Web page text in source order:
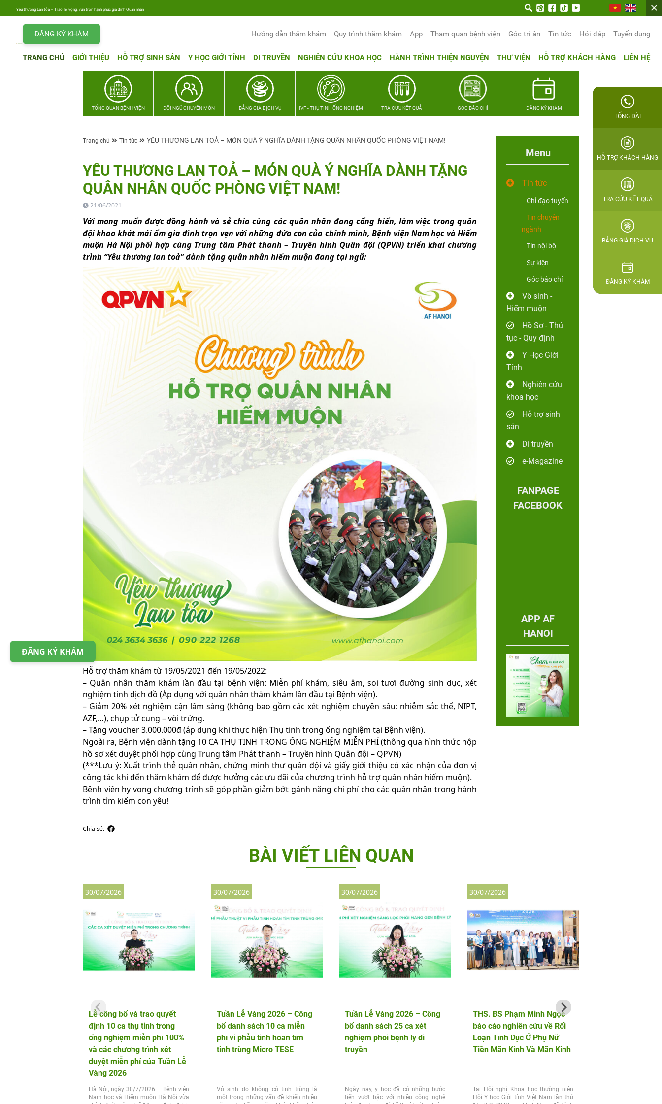
Yêu thương Lan tỏa – Trao hy vọng, vun trọn hạnh phúc gia đình Quân nhân
ĐĂNG KÝ KHÁM Hướng dẫn thăm khám Quy trình thăm khám App Tham quan bệnh viện Góc tri ân Tin tức Hỏi đáp Tuyển dụng
TRANG CHỦ GIỚI THIỆU HỖ TRỢ SINH SẢN Y HỌC GIỚI TÍNH DI TRUYỀN NGHIÊN CỨU KHOA HỌC HÀNH TRÌNH THIỆN NGUYỆN THƯ VIỆN HỖ TRỢ KHÁCH HÀNG LIÊN HỆ
TỔNG QUAN BỆNH VIỆN ĐỘI NGŨ CHUYÊN MÔN BẢNG GIÁ DỊCH VỤ IVF - THỤ TINH ỐNG NGHIỆM TRA CỨU KẾT QUẢ GÓC BÁO CHÍ ĐĂNG KÝ KHÁM
Trang chủ Tin tức YÊU THƯƠNG LAN TOẢ – MÓN QUÀ Ý NGHĨA DÀNH TẶNG QUÂN NHÂN QUỐC PHÒNG VIỆT NAM!
YÊU THƯƠNG LAN TOẢ – MÓN QUÀ Ý NGHĨA DÀNH TẶNG
QUÂN NHÂN QUỐC PHÒNG VIỆT NAM!
21/06/2021
Với mong muốn được đồng hành và sẻ chia cùng các quân nhân đang cống hiến, làm việc trong quân
đội khao khát mái ấm gia đình trọn vẹn với những đứa con của chính mình, Bệnh viện Nam học và Hiếm
muộn Hà Nội phối hợp cùng Trung tâm Phát thanh – Truyền hình Quân đội (QPVN) triển khai chương
trình “Yêu thương lan toả” dành tặng quân nhân hiếm muộn đang tại ngũ:
Hỗ trợ thăm khám từ 19/05/2021 đến 19/05/2022:
– Quân nhân thăm khám lần đầu tại bệnh viện: Miễn phí khám, siêu âm, soi tươi đường sinh dục, xét
nghiệm tinh dịch đồ (Áp dụng với quân nhân thăm khám lần đầu tại Bệnh viện).
– Giảm 20% xét nghiệm cận lâm sàng (không bao gồm các xét nghiệm chuyên sâu: nhiễm sắc thể, NIPT,
AZF,…), chụp tử cung – vòi trứng.
– Tặng voucher 3.000.000đ (áp dụng khi thực hiện Thụ tinh trong ống nghiệm tại Bệnh viện).
Ngoài ra, Bệnh viện dành tặng 10 CA THỤ TINH TRONG ỐNG NGHIỆM MIỄN PHÍ (thông qua hình thức nộp
hồ sơ xét duyệt phối hợp cùng Trung tâm Phát thanh – Truyền hình Quân đội – QPVN)
(***Lưu ý: Xuất trình thẻ quân nhân, chứng minh thư quân đội và giấy giới thiệu có xác nhận của đơn vị
công tác khi đến thăm khám để được hưởng các ưu đãi của chương trình hỗ trợ quân nhân hiếm muộn).
Bệnh viện hy vọng chương trình sẽ góp phần giảm bớt gánh nặng chi phí cho các quân nhân trong hành
trình tìm kiếm con yêu!
Chia sẻ:
Menu
Tin tức
Chỉ đạo tuyến
Tin chuyên
ngành
Tin nội bộ
Sự kiện
Góc báo chí
Vô sinh -
Hiếm muộn
Hồ Sơ - Thủ
tục - Quy định
Y Học Giới
Tính
Nghiên cứu
khoa học
Hỗ trợ sinh
sản
Di truyền
e-Magazine
FANPAGE
FACEBOOK
APP AF
HANOI
BÀI VIẾT LIÊN QUAN
Lễ công bố và trao quyết
định 10 ca thụ tinh trong
ống nghiệm miễn phí 100%
và các chương trình xét
duyệt miễn phí của Tuần Lễ
Vàng 2026
Hà Nội, ngày 30/7/2026 – Bệnh viện
Nam học và Hiếm muộn Hà Nội vừa
30/07/2026
Tuần Lễ Vàng 2026 – Công
bố danh sách 10 ca miễn
phí vi phẫu tinh hoàn tìm
tinh trùng Micro TESE
Vô sinh do không có tinh trùng là
một trong những vấn đề khiến nhiều
30/07/2026
Tuần Lễ Vàng 2026 – Công
bố danh sách 25 ca xét
nghiệm phôi bệnh lý di
truyền
Ngày nay, y học đã có những bước
tiến vượt bậc với nhiều công nghệ
30/07/2026
THS. BS Phạm Minh Ngọc
báo cáo nghiên cứu về Rối
Loạn Tình Dục Ở Phụ Nữ
Tiền Mãn Kinh Và Mãn Kinh
Tại Hội nghị Khoa học thường niên
Hội Y học Giới tính Việt Nam lần thứ
30/07/2026
TỔNG ĐÀI
HỖ TRỢ KHÁCH HÀNG
TRA CỨU KẾT QUẢ
BẢNG GIÁ DỊCH VỤ
ĐĂNG KÝ KHÁM
ĐĂNG KÝ KHÁM